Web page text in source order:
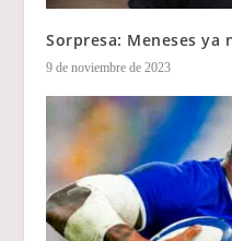
Sorpresa: Meneses ya
9 de noviembre de 2023